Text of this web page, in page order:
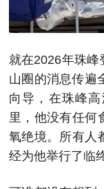
就在2026年珠峰
山圈的消息传遍
向导，在珠峰
里，他没有任何
氧绝境。所有人
经为他举行了临